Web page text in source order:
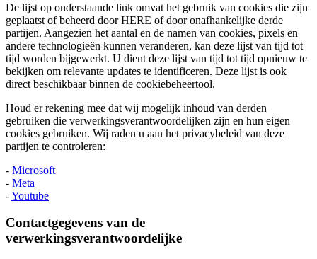
De lijst op onderstaande link omvat het gebruik van cookies die zijn
geplaatst of beheerd door HERE of door onafhankelijke derde
partijen. Aangezien het aantal en de namen van cookies, pixels en
andere technologieën kunnen veranderen, kan deze lijst van tijd tot
tijd worden bijgewerkt. U dient deze lijst van tijd tot tijd opnieuw te
bekijken om relevante updates te identificeren. Deze lijst is ook
direct beschikbaar binnen de cookiebeheertool.
Houd er rekening mee dat wij mogelijk inhoud van derden
gebruiken die verwerkingsverantwoordelijken zijn en hun eigen
cookies gebruiken. Wij raden u aan het privacybeleid van deze
partijen te controleren:
- Microsoft
- Meta
-Youtube
Contactgegevens van de
verwerkingsverantwoordelijke